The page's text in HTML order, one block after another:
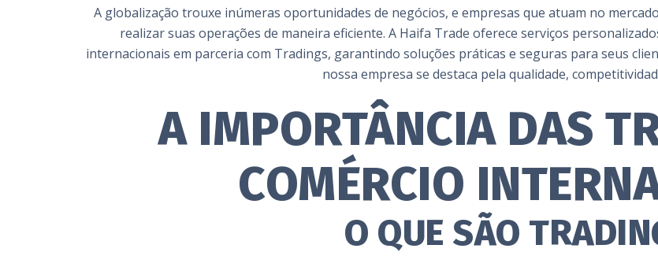
A globalização trouxe inúmeras oportunidades de negócios, e empresas que atuam no
realizar suas operações de maneira eficiente. A Haifa Trade oferece serviços
internacionais em parceria com Tradings, garantindo soluções práticas e seguras para seus
nossa empresa se destaca pela qualidade,
A IMPORTÂNCIA DAS
COMÉRCIO
O QUE SÃO